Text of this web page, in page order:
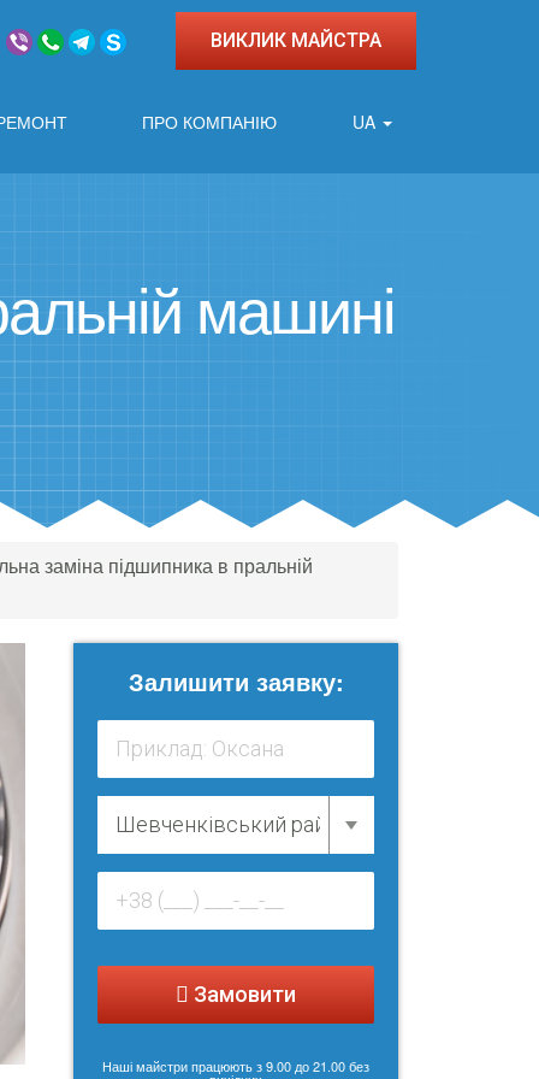
ВИКЛИК МАЙСТРА
ПРО КОМПАНІЮ UA
машині
заміна підшипника в пральній
Залишити заявку:
Замовити
Наші майстри працюють з 9.00 до 21.00 без